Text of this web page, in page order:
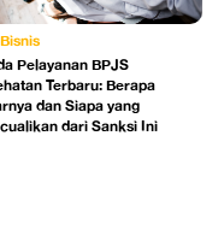
Pelayanan BPJS
Terbaru: Berapa
dan Siapa yang
dari Sanksi Ini